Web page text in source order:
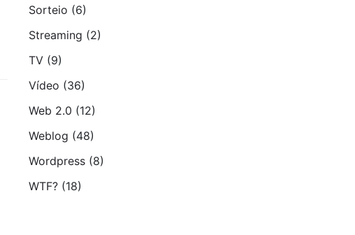
Sorteio (6)
Streaming (2)
TV (9)
Vídeo (36)
Web 2.0 (12)
Weblog (48)
Wordpress (8)
WTF? (18)